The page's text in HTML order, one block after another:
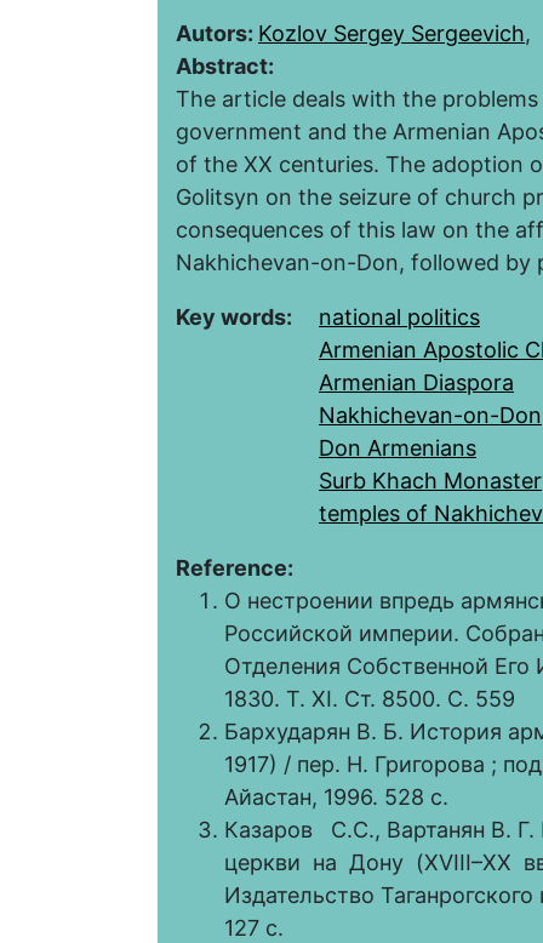
Autors: Kozlov Sergey Sergeevich,
Abstract:
The article deals with the
government and the Armenian
of the XX centuries. The adoption
Golitsyn on the seizure of church
consequences of this law on the
Nakhichevan-on-Don, followed by
Key words:
national politics
Armenian Apostolic
Armenian Diaspora
Nakhichevan-on-Don
Don Armenians
Surb Khach
temples of
Reference:
О нестроении впредь
Российской империи.
Отделения Собственной Его
1830. Т. XI. Ст. 8500. С. 559
Бархударян В. Б. История
1917) / пер. Н. Григорова ;
Айастан, 1996. 528 с.
Казаров С.С., Вартанян В.
церкви на Дону (XVIII–XX
Издательство
127 с.